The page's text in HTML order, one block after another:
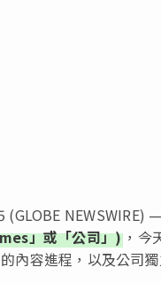
」或「公司」) ，今
內容進程，以及公司